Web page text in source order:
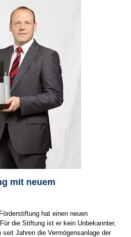
mit neuem
hat einen neuen
die Stiftung ist er kein Unbekannter,
Jahren die Vermögensanlage der